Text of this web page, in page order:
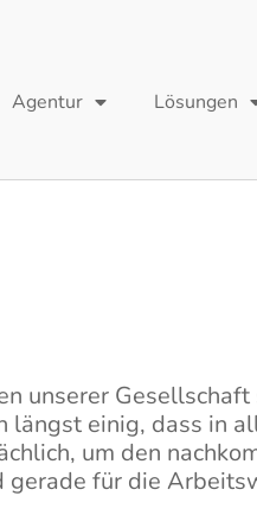
Agentur Lösungen
unserer
einig, dass in
um den
für die